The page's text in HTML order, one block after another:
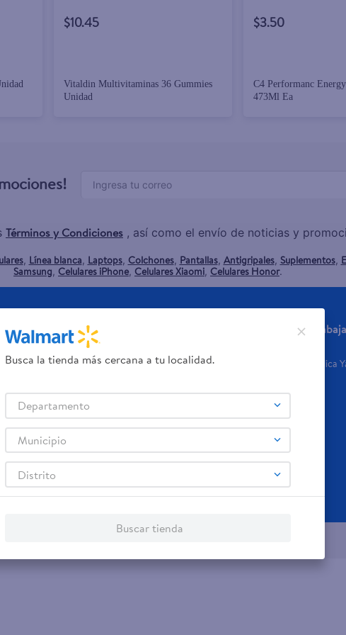
$10.45
Vitaldin Multivitaminas 36 Gummies
Unidad
$3.50
C4 Performanc
473Ml Ea
Términos y Condiciones , así como el envío de noticias y
, Línea blanca, Laptops, Colchones, Pantallas, Antigripales, Suplementos,
Samsung, Celulares iPhone, Celulares Xiaomi, Celulares Honor.
de regalo
Remesas
Pagos de servicios
Tarjeta de Crédito Aplica
Busca la tienda más cercana a tu localidad.
Departamento
Municipio
Distrito
Buscar tienda